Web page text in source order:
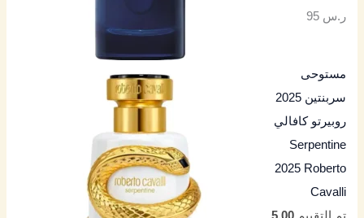
ر.س 95
مستوحى
سربنتين 2025
روبيرتو كافالي
Serpentine
2025 Roberto
Cavalli